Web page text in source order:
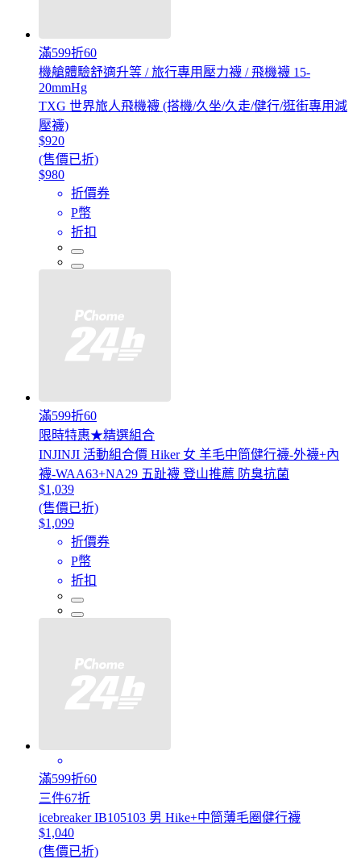
滿599折60
機艙體驗舒適升等 / 旅行專用壓力襪 / 飛機襪 15-
20mmHg
TXG 世界旅人飛機襪 (搭機/久坐/久走/健行/逛街專用減
壓襪)
$920
(售價已折)
$980
折價券
P幣
折扣
滿599折60
限時特惠★精選組合
INJINJI 活動組合價 Hiker 女 羊毛中筒健行襪-外襪+內
襪-WAA63+NA29 五趾襪 登山推薦 防臭抗菌
$1,039
(售價已折)
$1,099
折價券
P幣
折扣
滿599折60
三件67折
icebreaker IB105103 男 Hike+中筒薄毛圈健行襪
$1,040
(售價已折)